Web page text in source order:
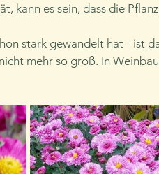
kann es sein, dass die
stark gewandelt hat - ist
mehr so groß. In